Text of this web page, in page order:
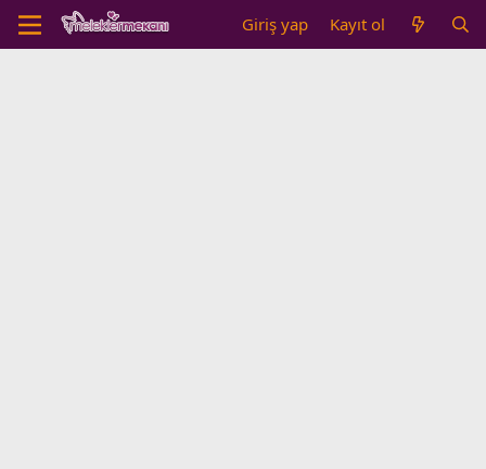
Giriş yap Kayıt ol